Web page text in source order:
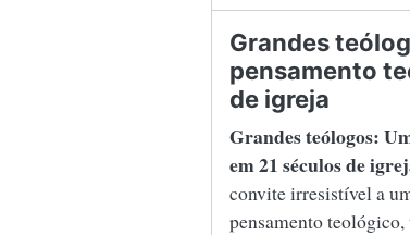
Grandes
pensamento
de igreja
Grandes teólogos:
em 21 séculos de
convite irresistível a
pensamento teológico,